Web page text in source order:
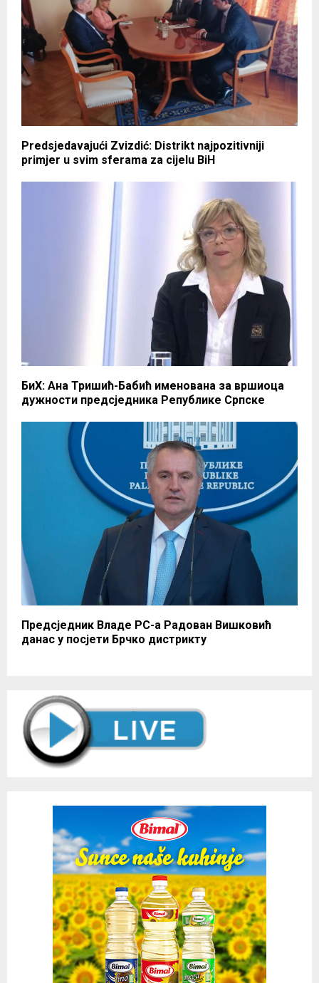
Predsjedavajući Zvizdić: Distrikt najpozitivniji
primjer u svim sferama za cijelu BiH
БиХ: Ана Тришић-Бабић именована за вршиоца
дужности предсједника Републике Српске
Предсједник Владе РС-а Радован Вишковић
данас у посјети Брчко дистрикту